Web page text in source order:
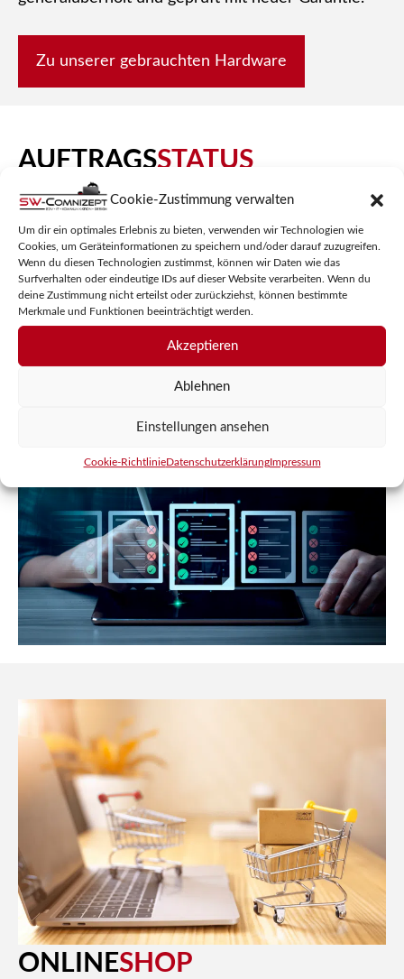
Cookie-Zustimmung verwalten
Um dir ein optimales Erlebnis zu bieten, verwenden wir Technologien wie
Cookies, um Geräteinformationen zu speichern und/oder darauf zuzugreifen.
Wenn du diesen Technologien zustimmst, können wir Daten wie das
Surfverhalten oder eindeutige IDs auf dieser Website verarbeiten. Wenn du
deine Zustimmung nicht erteilst oder zurückziehst, können bestimmte
Merkmale und Funktionen beeinträchtigt werden.
Akzeptieren
Ablehnen
Einstellungen ansehen
Cookie-RichtlinieDatenschutzerklärungImpressum
Zu unserer gebrauchten Hardware
AUFTRAGSSTATUS
Sie haben einen Reparaturauftrag bei uns oder
eine Vorbestellung durchgeführt?
Hier können Sie den aktuellen Stand Ihrer
Reparatur oder Bestellung abfragen, der Status
entspricht immer live dem Status Ihres Auftrags.
ONLINESHOP